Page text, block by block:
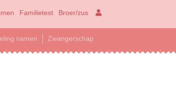
Familietest Broer/zus
namen Zwangerschap